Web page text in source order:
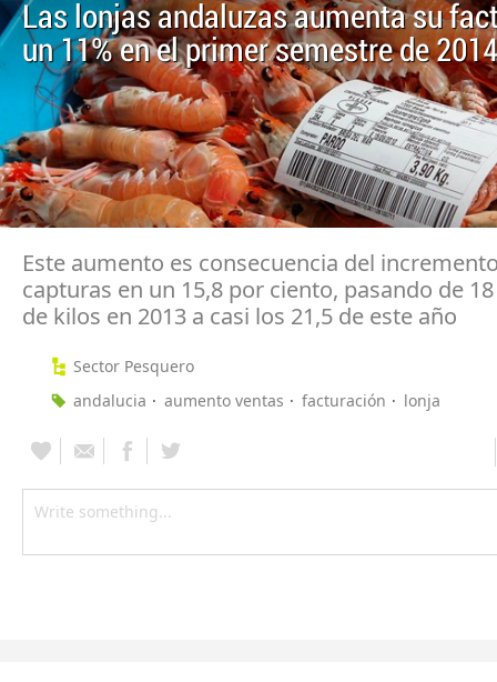
Las lonjas andaluzas aumenta su
un 11% en el primer semestre de 2014
Este aumento es consecuencia del
capturas en un 15,8 por ciento, pasando de
de kilos en 2013 a casi los 21,5 de este año
Sector Pesquero
andalucia
aumento ventas facturación lonja